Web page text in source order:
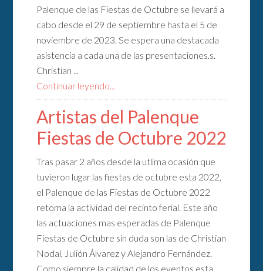
Palenque de las Fiestas de Octubre se llevará a
cabo desde el 29 de septiembre hasta el 5 de
noviembre de 2023. Se espera una destacada
asistencia a cada una de las presentaciones.s.
Christian ...
Continuar leyendo...
Artistas del Palenque
Fiestas de Octubre 2022
Tras pasar 2 años desde la utlima ocasión que
tuvieron lugar las fiestas de octubre esta 2022,
el Palenque de las Fiestas de Octubre 2022
retoma la actividad del recinto ferial. Este año
las actuaciones mas esperadas de Palenque
Fiestas de Octubre sin duda son las de Christian
Nodal, Julión Álvarez y Alejandro Fernández.
Como siempre la calidad de los eventos esta